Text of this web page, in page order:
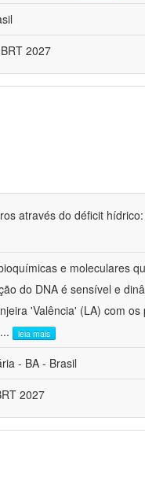
2027
através do déficit
e moleculares
do DNA é sensível e
'Valência' (LA) com
... leia mais
- BA - Brasil
2027